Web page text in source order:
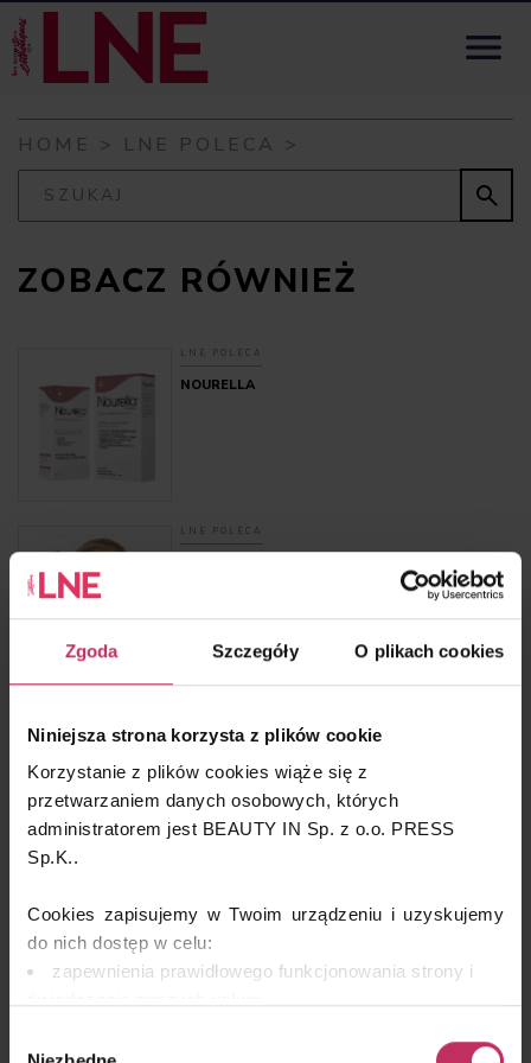
Zgoda Szczegóły O plikach cookies
Niniejsza strona korzysta z plików cookie
Korzystanie z plików cookies wiąże się z
przetwarzaniem danych osobowych, których
administratorem jest BEAUTY IN Sp. z o.o. PRESS
Sp.K..
Cookies zapisujemy w Twoim urządzeniu i uzyskujemy
do nich dostęp w celu:
zapewnienia prawidłowego funkcjonowania strony i
analizy zachowań użytkowników w celu ich lepszego
Skip to content

HOME > LNE POLECA >

ZOBACZ RÓWNIEŻ
LNE POLECA
NOURELLA
LNE POLECA
ANUA
BTL AESTHETICS